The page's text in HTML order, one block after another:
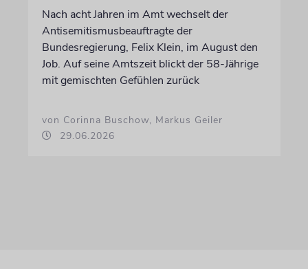
Nach acht Jahren im Amt wechselt der
Antisemitismusbeauftragte der
Bundesregierung, Felix Klein, im August den
Job. Auf seine Amtszeit blickt der 58-Jährige
mit gemischten Gefühlen zurück
von Corinna Buschow, Markus Geiler
29.06.2026